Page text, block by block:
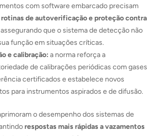
com software embarcado precisam
rotinas de autoverificação e proteção contra
assegurando que o sistema de detecção não
função em situações críticas.
e calibração: a norma reforça a
de calibrações periódicas com gases
certificados e estabelece novos
para instrumentos aspirados e de difusão.
o desempenho dos sistemas de
respostas mais rápidas a vazamentos